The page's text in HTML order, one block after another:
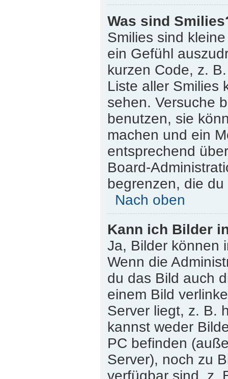
Was sind
Smilies sind
ein Gefühl
kurzen Code, z.
Liste aller Smilies
sehen. Versuche
benutzen, sie
machen und ein
entsprechend
Board-
begrenzen, die
Nach oben
Kann ich Bilder
Ja, Bilder können
Wenn die
du das Bild auch
einem Bild
Server liegt, z. B.
kannst weder
PC befinden
Server), noch zu
verfügbar sind, z.